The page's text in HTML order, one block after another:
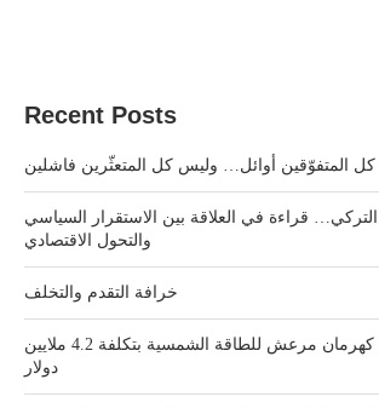
Recent Posts
المتفوّقين أوائل… وليس كل المتعثّرين فاشلين
التركي… قراءة في العلاقة بين الاستقرار السياسي
والتحول الاقتصادي
خرافة التقدم والتخلف
تركيا تفتتح محطة كهرمان مرعش للطاقة الشمسية بتكلفة 4.2 ملايين
دولار